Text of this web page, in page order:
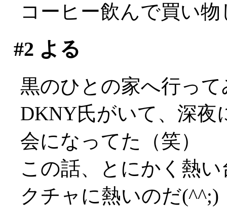
コーヒー飲んで買い
#2 よる
黒のひとの家へ行って
DKNY氏がいて、深
会になってた（笑）
この話、とにかく熱
クチャに熱いのだ(^^;)